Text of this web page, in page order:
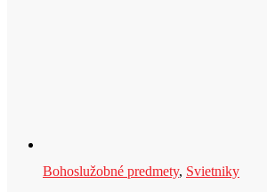
Bohoslužobné predmety, Svietniky